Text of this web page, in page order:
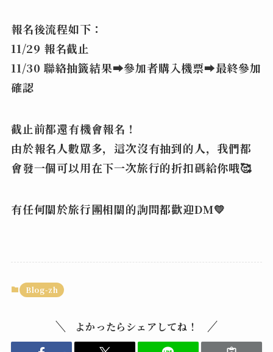
報名後流程如下：
11/29 報名截止
11/30 聯絡抽籤結果➡️參加者購入機票➡️最終參加
確認
截止前都還有機會報名！
由於報名人數眾多，這次沒有抽到的人，我們都
會發一個可以用在下一次旅行的折扣碼給你哦🥰
有任何關於旅行團相關的詢問都歡迎DM💛
Blog-zh
よかったらシェアしてね！